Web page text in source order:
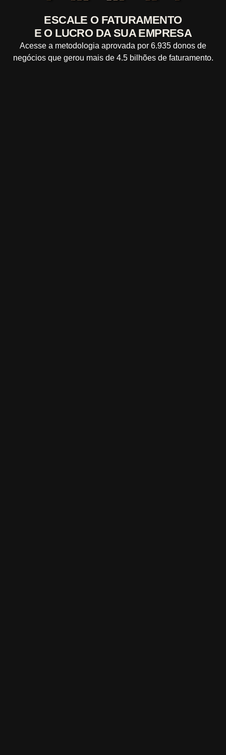
ESCALE O FATURAMENTO
E O LUCRO DA SUA EMPRESA
Acesse a metodologia aprovada por 6.935 donos de
negócios que gerou mais de 4.5 bilhões de faturamento.